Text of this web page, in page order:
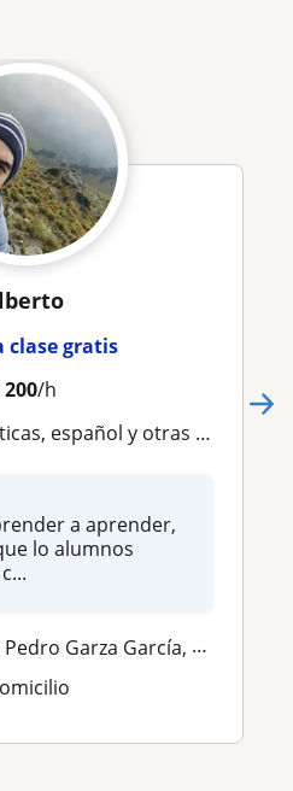
clase gratis
200/h
ciencias exactas para niños y jóvenes
a aprender,
lo alumnos
Guadalupe (Nuevo León), Santiago, S...